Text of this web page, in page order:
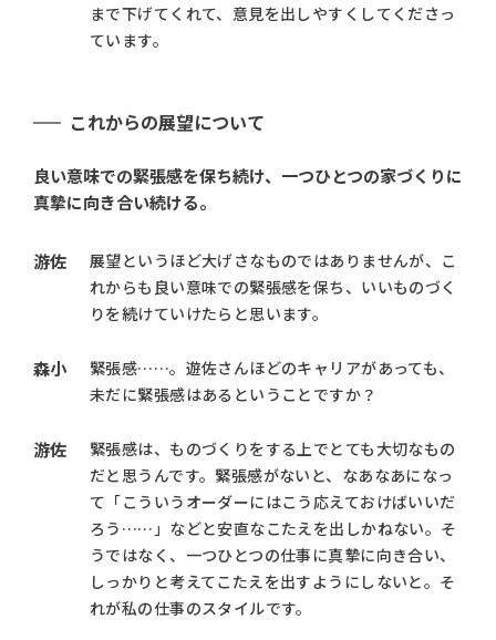
まで下げてくれて、意見を出しやすくしてくださっ
ています。
これからの展望について
良い意味での緊張感を保ち続け、 一つひとつの家づくりに
真摯に向き合い続ける。
游佐
展望というほど大げさなものではありませんが、こ
れからも良い意味での緊張感を保ち、いいものづく
りを続けていけたらと思います。
森小
緊張感……。遊佐さんほどのキャリアがあっても、
未だに緊張感はあるということですか？
游佐
緊張感は、ものづくりをする上でとても大切なもの
だと思うんです。緊張感がないと、なあなあになっ
て「こういうオーダーにはこう応えておけばいいだ
ろう……」などと安直なこたえを出しかねない。そ
うではなく、一つひとつの仕事に真摯に向き合い、
しっかりと考えてこたえを出すようにしないと。そ
れが私の仕事のスタイルです。